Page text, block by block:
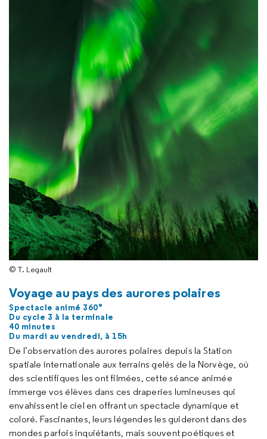
© T. Legault
Voyage au pays des aurores polaires
Spectacle animé 360°
Du cycle 3 à la terminale
40 minutes
Du mardi au vendredi, à 15h
De l’observation des aurores polaires depuis la Station
spatiale internationale aux terrains gelés de la Norvège, où
des scientifiques les ont filmées, cette séance animée
immerge vos élèves dans ces draperies lumineuses qui
envahissent le ciel en offrant un spectacle dynamique et
coloré. Fascinantes, leurs légendes les guideront dans des
mondes parfois inquiétants, mais souvent poétiques et